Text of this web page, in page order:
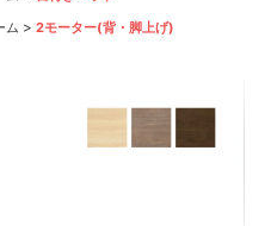
ム >2モーター(背・脚上げ)